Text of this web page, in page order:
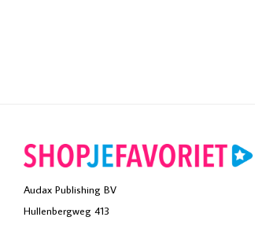
Audax Publishing BV
Hullenbergweg 413